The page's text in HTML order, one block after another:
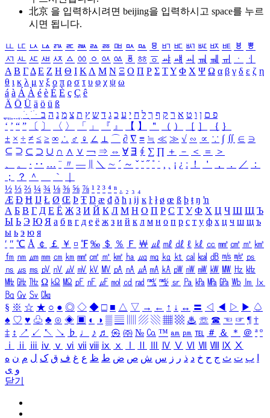
北京 을 입력하시려면 beijing을 입력하시고 space를 누르
시면 됩니다.
ㅥ ㅦ ㅧ ㅨ ㅩ ㅪ ㅫ ㅬ ㅭ ㅮ ㅯ ㅰ ㅱ ㅲ ㅳ ㅴ ㅵ ㅶ ㅷ ㅸ
ㅹ
ㅺ ㅻ ㅼ ㅽ ㅾ ㅿ ㆀ ㆁ ㆂ ㆃ ㆄ ㆅ ㆆ ㆇ ㆈ ㆉ ㆊ ㆋ ㆌ ㆍ
ㆎ
Α Β ΓΔ Ε Ζ Η Θ Ι ΚΛ Μ Ν Ξ Ο Π Ρ Σ ΤΥ Φ Χ Ψ Ω α β γ δ ε ζ η
θ ι κ λ μ ν ξ ο π ρ σ τ υ φ χ ψ ω
á à Á À é è É È ç Ç ê
Ä Ö Ü ä ö ü ß
ִֶֹ ֻּ ׁׂ פ ם ן ו ט א ר ק ף ך ל ח י ע כ ג ד ש ץ ת צ מ נ ה ב
‘ ’ “ ” 〔 〕 〈 〉 「 」 『 』 【 】 ＂ （ ） ［ ］ ｛ ｝
± × ÷ ≠ ≤ ≥ ∞ ∴ ♂ ♀ ∠ ⊥ ⌒ ∂ ∇ ≡ ≒ ≪ ≫ √ ∽ ∝ ∵ ∫ ∬ ∈ ∋
⊆ ⊇ ⊂ ⊃ ∪ ∩ ∧ ∨ ￢ ⇒ ⇔ ∀ ∃ ∮ ∑ ∏ ＋ － ＜ ＝
＞
、
。 · ‥ … ¨ 〃 ― ＼ ∼ ´ ～ ˇ ˘ ˝ ˚ ˙ ¸ ¡ ¿ ː ！ ＇ ， ． ／
：
；
？ ＾ ｀
½ ⅓ ⅔ ¼ ¾ ⅛ ⅜ ⅝ ⅞ ¹ ² ³ ⁴ ⁿ ₁ ₂ ₃ ₄
Æ Ð Ħ Ĳ Ł Ø Œ Þ Ŧ Ŋ æ đ ð ħ ı ĳ ĸ ŀ ł ø œ ß þ ŧ ŋ ŉ
А Б В Г Д Е Ё Ж З И Й К Л М Н О П Р С Т У Ф Х Ц Ч Ш Щ Ъ
Ы Ь Э Ю Я а б в г д е ё ж з и й к л м н о п р с т у ф х ц ч ш щ ъ
ы ь э ю я
′ ″ ℃ Å ￠ ￡ ￥ ¤ ℉ ‰ ＄ ％ Ｆ ￦ ㎕ ㎖ ㎗ ℓ ㎘ ㏄ ㎣ ㎤ ㎥ ㎦
㎙ ㎚ ㎛ ㎜ ㎝ ㎞ ㎟ ㎠ ㎡ ㎢ ㏊ ㎍ ㎎ ㎏ ㏏ ㎈ ㎉ ㏈ ㎧ ㎨ ㎰
㎱ ㎲ ㎳ ㎴ ㎵ ㎶ ㎷ ㎸ ㎹ ㎀ ㎁ ㎂ ㎃ ㎄ ㎺ ㎻ ㎽ ㎾ ㎿ ㎐ ㎑
㎒ ㎓ ㎔ Ω ㏀ ㏁ ㎊ ㎋ ㎌ ㏖ ㏅ ㎭ ㎮ ㎯ ㏛ ㎩ ㎪ ㎫ ㎬ ㏝ ㏐
㏓
㏃ ㏉ ㏜ ㏆
§ ※ ☆ ★ ○ ● ◎ ◇ ◆ □ ■ △ ▽ → ← ↑ ↓ ↔ 〓 ◁ ◀ ▷ ▶ ♤
♠ ♡ ♥ ♧ ♣ ⊙ ◈ ▣ ◐ ◑ ▒ ▤ ▨ ▧ ▦ ▩ ♨ ☏ ☎ ☜ ☞ ¶ †
‡ ↕ ↗ ↙ ↖ ↘ ♭ ♩ ♪ ♬ ㉿ ㈜ № ㏇ ™ ㏂ ㏘ ℡ ＃ ＆ ＊ ＠ ª º
ⅰ
ⅱ ⅲ ⅳ ⅴ ⅵ ⅶ ⅷ ⅸ ⅹ Ⅳ Ⅴ Ⅵ Ⅶ Ⅷ Ⅸ Ⅹ
ب ت ث ج ح خ د ذ ر ز س ش ص ض ط ظ ع غ ف ق ک ل م ن ه
و ی
닫기